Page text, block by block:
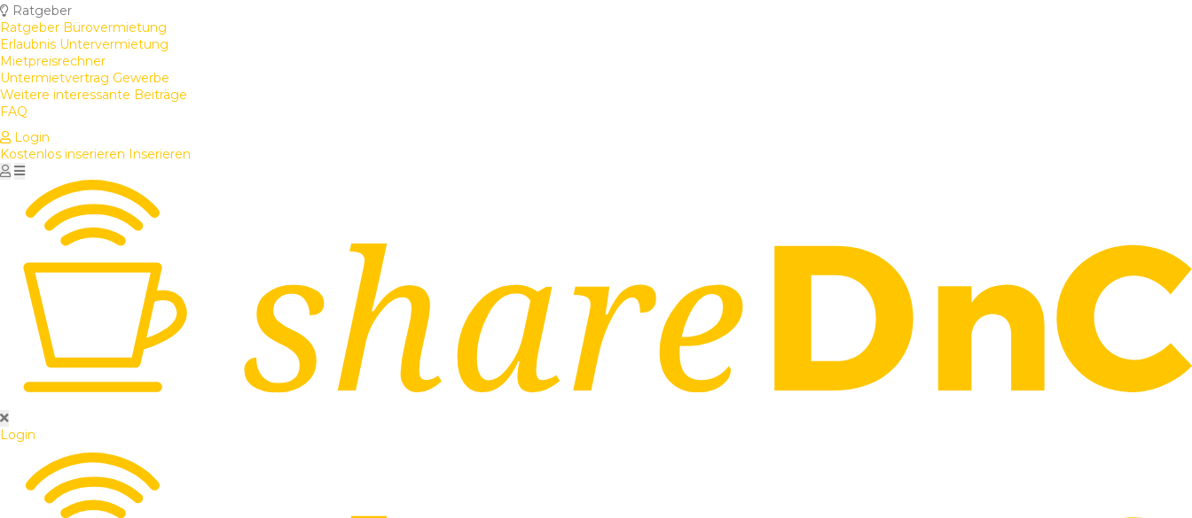
Ratgeber
Ratgeber Bürovermietung
Erlaubnis Untervermietung
Mietpreisrechner
Untermietvertrag Gewerbe
Weitere interessante Beiträge
FAQ
Login
Kostenlos inserieren Inserieren
Login